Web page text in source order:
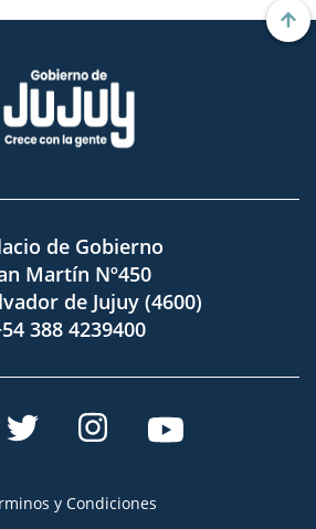
de Gobierno
Martín Nº450
de Jujuy (4600)
388 4239400
y Condiciones